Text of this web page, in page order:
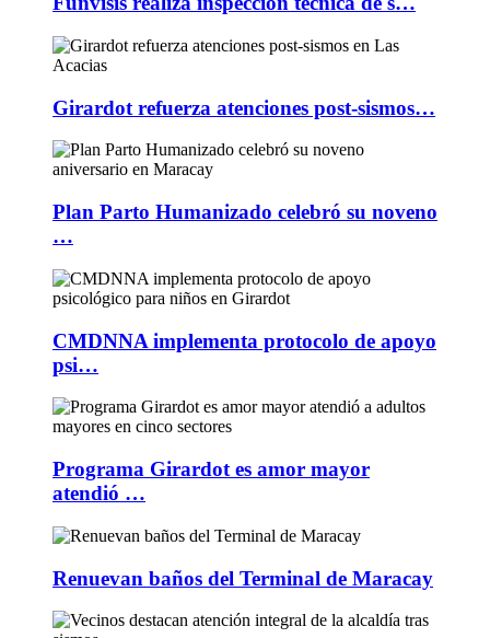
Girardot refuerza atenciones post-sismos…
Plan Parto Humanizado celebró su noveno
…
CMDNNA implementa protocolo de apoyo
psi…
Programa Girardot es amor mayor
atendió …
Renuevan baños del Terminal de Maracay